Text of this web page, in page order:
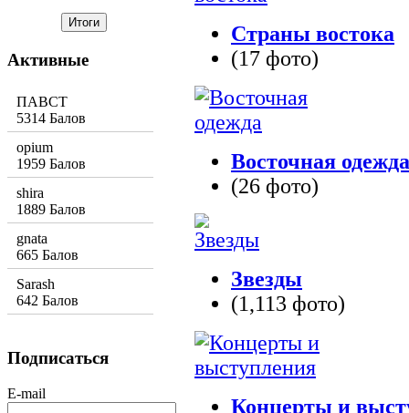
Страны востока
(17 фото)
Восточная одежда
(26 фото)
Звезды
(1,113 фото)
Концерты и
Активные
ПАВСТ
5314 Балов
opium
1959 Балов
shira
1889 Балов
gnata
665 Балов
Sarash
642 Балов
Подписаться
E-mail